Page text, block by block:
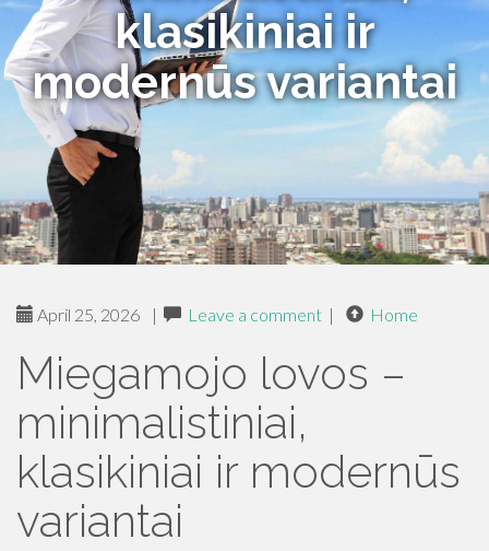
klasikiniai ir
modernūs variantai
April 25, 2026 | Leave a comment | Home
Miegamojo lovos –
minimalistiniai,
klasikiniai ir modernūs
variantai